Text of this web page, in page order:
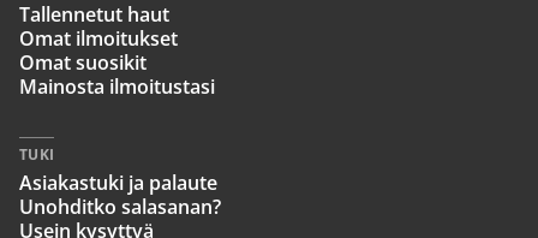
Tallennetut haut
Omat ilmoitukset
Omat suosikit
Mainosta ilmoitustasi
TUKI
Asiakastuki ja palaute
Unohditko salasanan?
Usein kysyttyä